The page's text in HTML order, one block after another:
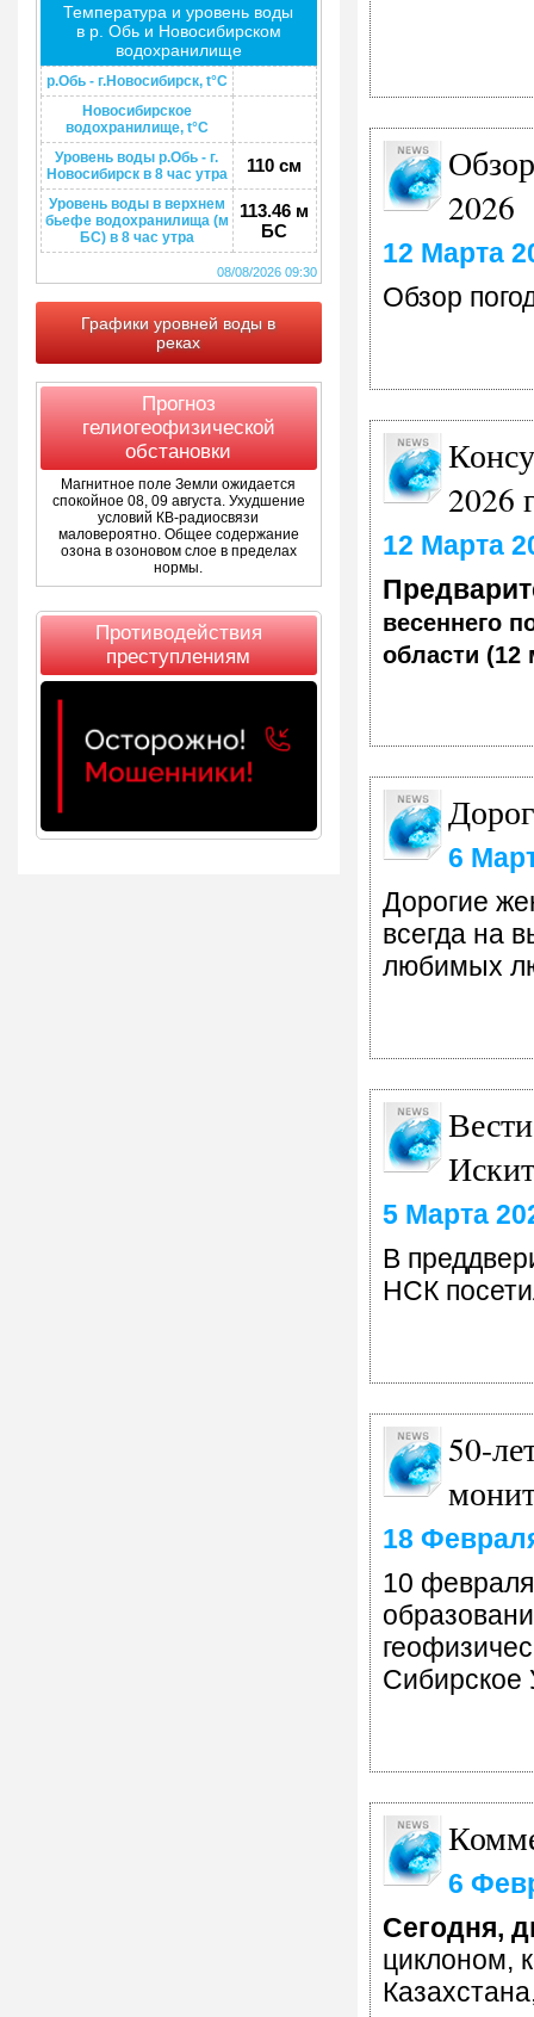
Температура и уровень воды
в р. Обь и Новосибирском
водохранилище
р.Обь - г.Новосибирск, t°C
Новосибирское
водохранилище, t°C
Уровень воды р.Обь - г.
Новосибирск в 8 час утра
110 см
Уровень воды в верхнем
бьефе водохранилища (м
БС) в 8 час утра
113.46 м
БС
08/08/2026 09:30
Графики уровней воды в
реках
Прогноз
гелиогеофизической
обстановки
Магнитное поле Земли ожидается
спокойное 08, 09 августа. Ухудшение
условий КВ-радиосвязи
маловероятно. Общее содержание
озона в озоновом слое в пределах
нормы.
Противодействия
преступлениям
2026
12 Марта
Обзор
2026
12 Марта
весеннего
области (12
6
Дорогие
всегда на
любимых
5 Марта
В
НСК
50-
18
10
6
Сегодня,
циклоном,